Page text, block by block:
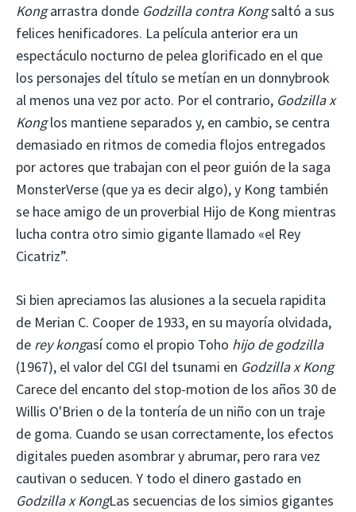
Kongarrastra donde Godzilla contra Kongsaltó a sus
felices henificadores. La película anterior era un
espectáculo nocturno de pelea glorificado en el que
los personajes del título se metían en un donnybrook
al menos una vez por acto. Por el contrario, Godzilla x
Konglos mantiene separados y, en cambio, se centra
demasiado en ritmos de comedia flojos entregados
por actores que trabajan con el peor guión de la saga
MonsterVerse (que ya es decir algo), y Kong también
se hace amigo de un proverbial Hijo de Kong mientras
lucha contra otro simio gigante llamado «el Rey
Cicatriz”.
Si bien apreciamos las alusiones a la secuela rapidita
de Merian C. Cooper de 1933, en su mayoría olvidada,
de rey kongasí como el propio Toho hijo de godzilla
(1967), el valor del CGI del tsunami en Godzilla x Kong
Carece del encanto del stop-motion de los años 30 de
Willis O'Brien o de la tontería de un niño con un traje
de goma. Cuando se usan correctamente, los efectos
digitales pueden asombrar y abrumar, pero rara vez
cautivan o seducen. Y todo el dinero gastado en
Godzilla x KongLas secuencias de los simios gigantes